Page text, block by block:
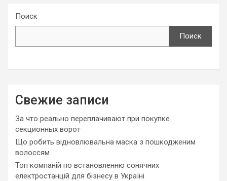
Поиск
Поиск
Свежие записи
За что реально переплачивают при покупке
секционных ворот
Що робить відновлювальна маска з пошкодженим
волоссям
Топ компаній по встановленню сонячних
електростанцій для бізнесу в Україні